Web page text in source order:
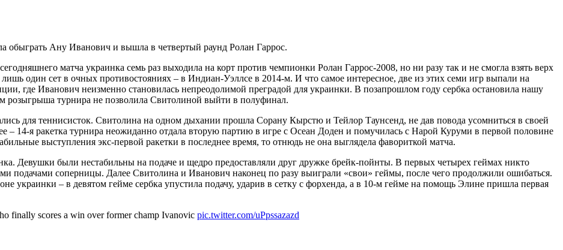
обыграть Ану Иванович и вышла в четвертый раунд Ролан Гаррос.
матча украинка семь раз выходила на корт против чемпионки Ролан Гаррос-2008, но ни разу так и не смогла взять верх
один сет в очных противостояниях – в Индиан-Уэллсе в 2014-м. И что самое интересное, две из этих семи игр выпали на
где Иванович неизменно становилась непреодолимой преградой для украинки. В позапрошлом году сербка остановила нашу
розыгрыша турнира не позволила Свитолиной выйти в полуфинал.
для теннисисток. Свитолина на одном дыхании прошла Сорану Кырстю и Тейлор Таунсенд, не дав повода усомниться в своей
– 14-я ракетка турнира неожиданно отдала вторую партию в игре с Осеан Доден и помучилась с Нарой Куруми в первой половине
выступления экс-первой ракетки в последнее время, то отнюдь не она выглядела фавориткой матча.
Девушки были нестабильны на подаче и щедро предоставляли друг дружке брейк-пойнты. В первых четырех геймах никто
подачами соперницы. Далее Свитолина и Иванович наконец по разу выиграли «свои» геймы, после чего продолжили ошибаться.
украинки – в девятом гейме сербка упустила подачу, ударив в сетку с форхенда, а в 10-м гейме на помощь Элине пришла первая
finally scores a win over former champ Ivanovic pic.twitter.com/uPpssazazd